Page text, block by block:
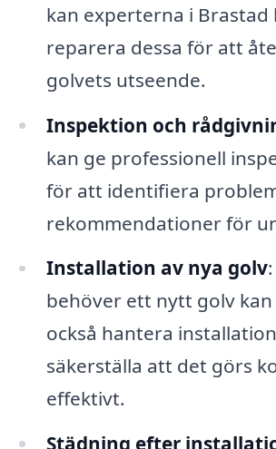
kan experterna i
reparera dessa för att
golvets utseende.
Inspektion och
kan ge professionell
för att identifiera
rekommendationer för
Installation av nya golv
behöver ett nytt golv
också hantera
säkerställa att det görs
effektivt.
Städning efter